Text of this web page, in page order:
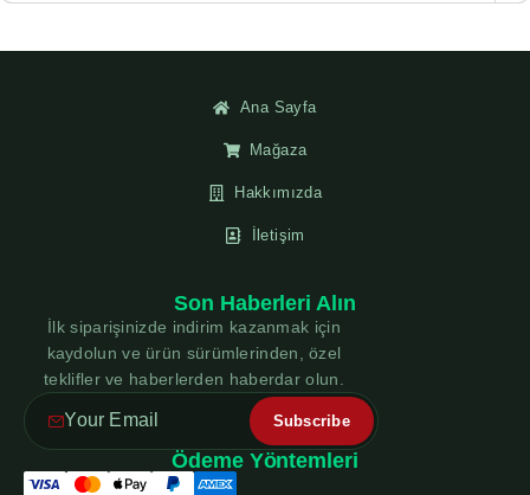
Ana Sayfa
Mağaza
Hakkımızda
İletişim
Son Haberleri Alın
İlk siparişinizde indirim kazanmak için
kaydolun ve ürün sürümlerinden, özel
teklifler ve haberlerden haberdar olun.
Ödeme Yöntemleri